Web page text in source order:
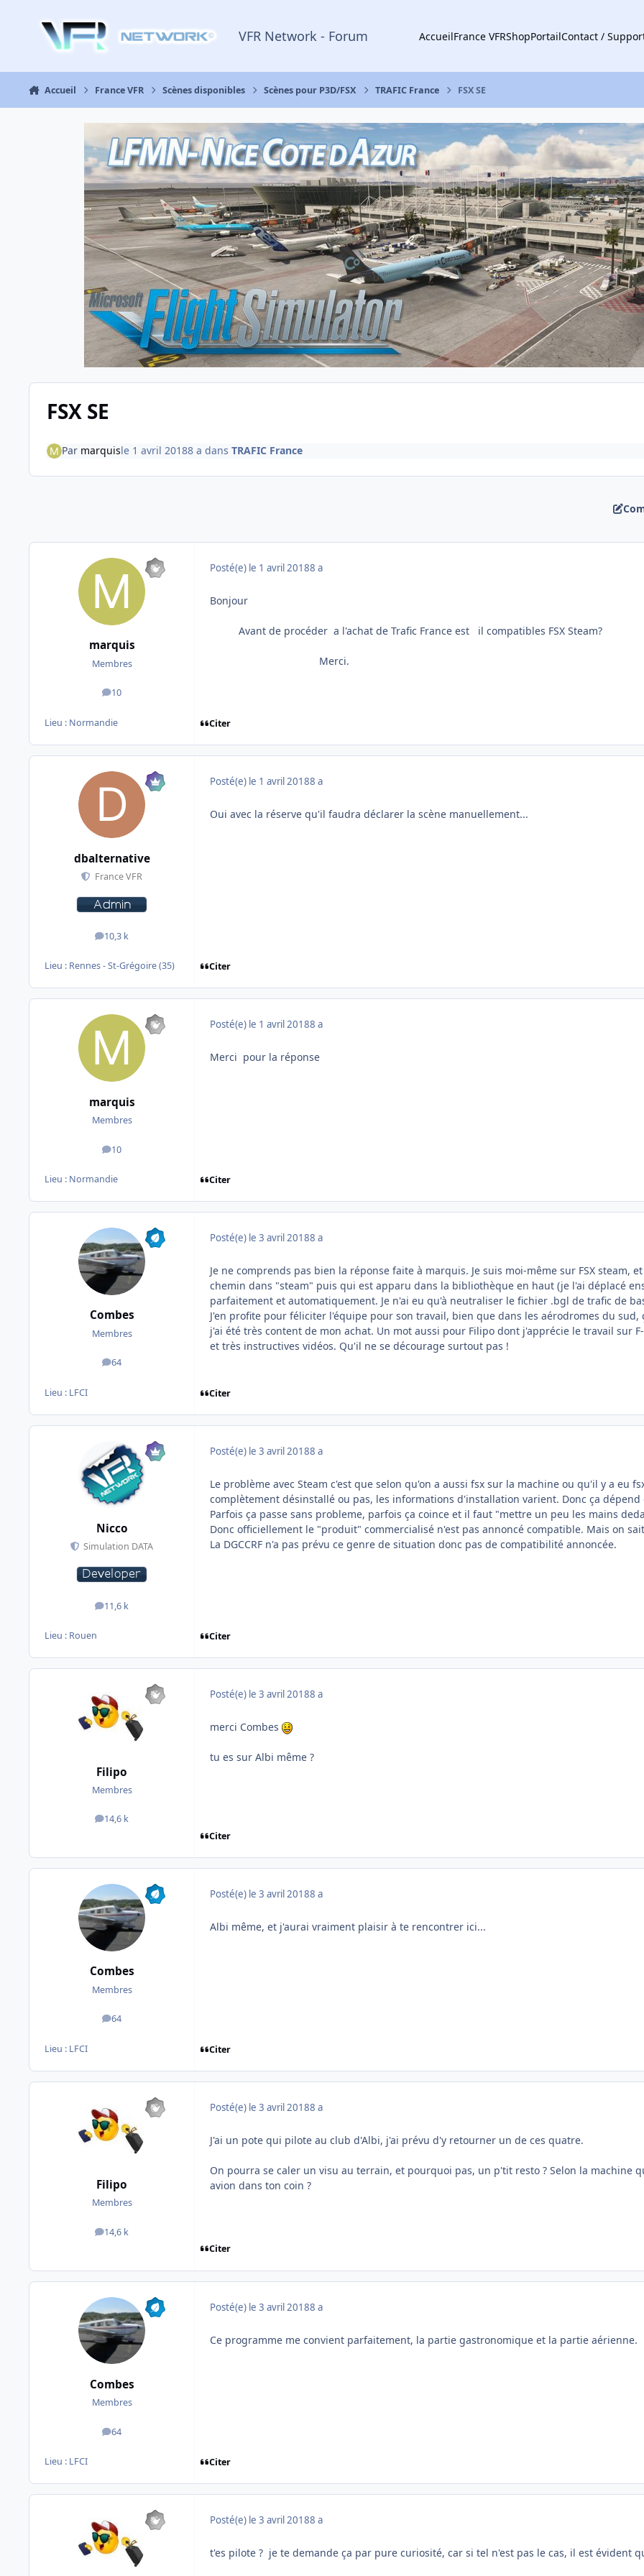
VFR Network - Forum AccueilFrance VFRShopPortailContact /
Accueil France VFR Scènes disponibles Scènes pour P3D/FSX TRAFIC France FSX SE
FSX SE
Par marquisle 1 avril 20188 a dans TRAFIC France
marquis
Membres
10
messages
Lieu : Normandie
Posté(e) le 1 avril 20188 a
Bonjour
Avant de procéder a l'achat de Trafic France est il compatibles FSX Steam?
Merci.
Citer
dbalternative
France VFR
10,3 k
messages
Lieu : Rennes - St-Grégoire (35)
Posté(e) le 1 avril 20188 a
Oui avec la réserve qu'il faudra déclarer la scène manuellement...
Citer
marquis
Membres
10
messages
Lieu : Normandie
Posté(e) le 1 avril 20188 a
Merci pour la réponse
Citer
Combes
Membres
64
messages
Lieu : LFCI
Posté(e) le 3 avril 20188 a
Je ne comprends pas bien la réponse faite à marquis. Je suis moi-même sur FSX steam,
chemin dans "steam" puis qui est apparu dans la bibliothèque en haut (je l'ai déplacé
parfaitement et automatiquement. Je n'ai eu qu'à neutraliser le fichier .bgl de trafic de
J'en profite pour féliciter l'équipe pour son travail, bien que dans les aérodromes du
j'ai été très content de mon achat. Un mot aussi pour Filipo dont j'apprécie le travail sur
et très instructives vidéos. Qu'il ne se décourage surtout pas !
Citer
Nicco
Simulation DATA
11,6 k
messages
Lieu : Rouen
Posté(e) le 3 avril 20188 a
Le problème avec Steam c'est que selon qu'on a aussi fsx sur la machine ou qu'il y a eu
complètement désinstallé ou pas, les informations d'installation varient. Donc ça dépend
Parfois ça passe sans probleme, parfois ça coince et il faut "mettre un peu les mains
Donc officiellement le "produit" commercialisé n'est pas annoncé compatible. Mais on
La DGCCRF n'a pas prévu ce genre de situation donc pas de compatibilité annoncée.
Citer
Filipo
Membres
14,6 k
messages
Posté(e) le 3 avril 20188 a
merci Combes
tu es sur Albi même ?
Citer
Combes
Membres
64
messages
Lieu : LFCI
Posté(e) le 3 avril 20188 a
Albi même, et j'aurai vraiment plaisir à te rencontrer ici...
Citer
Filipo
Membres
14,6 k
messages
Posté(e) le 3 avril 20188 a
J'ai un pote qui pilote au club d'Albi, j'ai prévu d'y retourner un de ces quatre.
On pourra se caler un visu au terrain, et pourquoi pas, un p'tit resto ? Selon la machine
avion dans ton coin ?
Citer
Combes
Membres
64
messages
Lieu : LFCI
Posté(e) le 3 avril 20188 a
Ce programme me convient parfaitement, la partie gastronomique et la partie aérienne.
Citer
Posté(e) le 3 avril 20188 a
t'es pilote ? je te demande ça par pure curiosité, car si tel n'est pas le cas, il est évident